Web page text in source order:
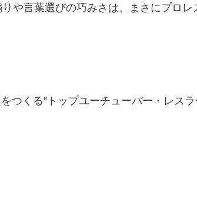
や言葉選びの巧みさは、まさにプロレ
つくる“トップユーチューバー・レスラ